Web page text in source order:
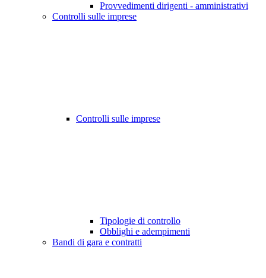
Provvedimenti dirigenti - amministrativi
Controlli sulle imprese
Controlli sulle imprese
Tipologie di controllo
Obblighi e adempimenti
Bandi di gara e contratti